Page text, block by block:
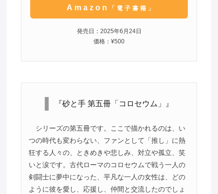
Amazon 「電子書籍」
発売日：2025年6月24日
価格：¥500
『砂と手 第五冊「コロセウム」』
シリーズの第五冊です。ここで描かれるのは、い
つの時代も変わらない、ファンとして「推し」に熱
狂する人々の、ときめきや悲しみ、対立や孤立、笑
いと涙です。古代ローマのコロセウムで戦う一人の
剣闘士に夢中になった、平凡な一人の女性は、どの
ように彼を愛し、応援し、仲間と交流したのでしょ